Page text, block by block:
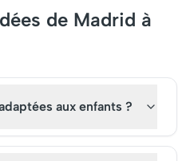
de Madrid à
aux enfants ?